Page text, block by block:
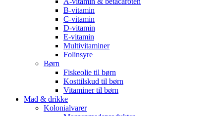
B-vitamin
C-vitamin
D-vitamin
E-vitamin
Multivitaminer
Folinsyre
Børn
Fiskeolie til børn
Kosttilskud til børn
Vitaminer til børn
Mad & drikke
Kolonialvarer